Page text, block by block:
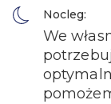
Nocleg:
We